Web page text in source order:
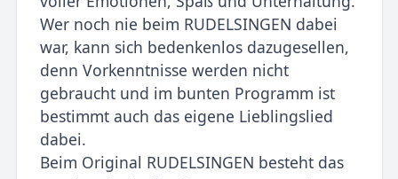
Wer noch nie beim RUDELSINGEN dabei
war, kann sich bedenkenlos dazugesellen,
denn Vorkenntnisse werden nicht
gebraucht und im bunten Programm ist
bestimmt auch das eigene Lieblingslied
dabei.
Beim Original RUDELSINGEN besteht das